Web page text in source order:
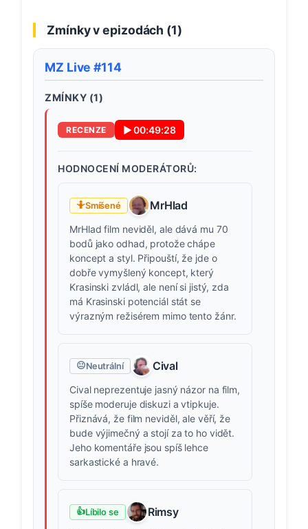
Zmínky v epizodách (1)
MZ Live #114
ZMÍNKY (1)
RECENZE ▶00:49:28
HODNOCENÍ MODERÁTORŮ:
🤷Smíšené MrHlad
MrHlad film neviděl, ale dává mu 70
bodů jako odhad, protože chápe
koncept a styl. Připouští, že jde o
dobře vymyšlený koncept, který
Krasinski zvládl, ale není si jistý, zda
má Krasinski potenciál stát se
výrazným režisérem mimo tento žánr.
😐Neutrální Cival
Cival neprezentuje jasný názor na film,
spíše moderuje diskuzi a vtipkuje.
Přiznává, že film neviděl, ale věří, že
bude výjimečný a stojí za to ho vidět.
Jeho komentáře jsou spíš lehce
sarkastické a hravé.
👍Líbilo se Rimsy